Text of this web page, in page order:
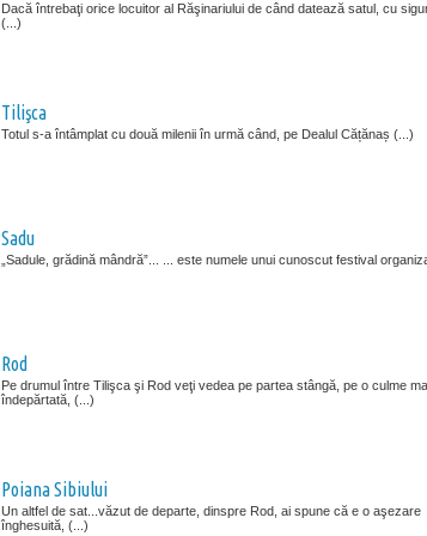
Dacă întrebaţi orice locuitor al Răşinariului de când datează satul, cu
(...)
Tilişca
Totul s-a întâmplat cu două milenii în urmă când, pe Dealul Cățănaș (...)
Sadu
„Sadule, grădină mândră”... ... este numele unui cunoscut festival
Rod
Pe drumul între Tilişca şi Rod veţi vedea pe partea stângă, pe o culme
îndepărtată, (...)
Poiana Sibiului
Un altfel de sat...văzut de departe, dinspre Rod, ai spune că e o aşezare
înghesuită, (...)